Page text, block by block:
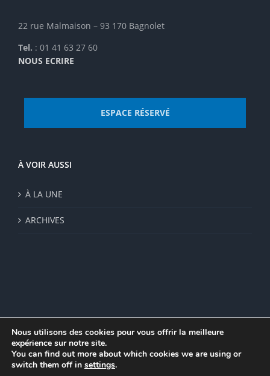
22 rue Malmaison – 93 170 Bagnolet
Tel. : 01 41 63 27 60
NOUS ECRIRE
ESPACE RÉSERVÉ
À VOIR AUSSI
À LA UNE
ARCHIVES
© Institut de recherche de la FSU 2023 | Par FSU |Plan du site
Mentions légales|Politique de confidentialité
Nous utilisons des cookies pour vous offrir la meilleure
expérience sur notre site.
You can find out more about which cookies we are using or
switch them off in settings.